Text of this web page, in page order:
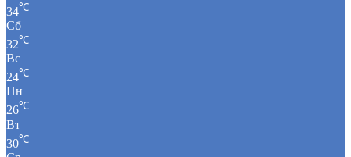
34℃
Сб
32℃
Вс
24℃
Пн
26℃
Вт
30℃